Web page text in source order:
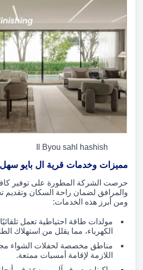
Il Byou sahl hashish
مميزات وخدمات قرية ال بايو
حرصت الشركة المطورة على توفير
والمرافق لضمان راحة السكان وتقديم
ومن أبرز هذه الخدمات:
مولدات طاقة احتياطية تعمل
الكهرباء، مما يقلل من استهلاك
مناطق مخصصة لحفلات الشواء
اللازمة لإقامة أمسيات ممتعة.